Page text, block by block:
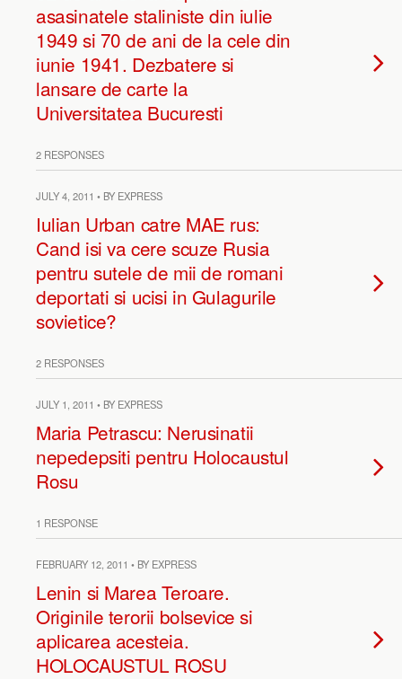
asasinatele staliniste din iulie
1949 si 70 de ani de la cele din
iunie 1941. Dezbatere si
lansare de carte la
Universitatea Bucuresti
2 RESPONSES
JULY 4, 2011 • BY EXPRESS
Iulian Urban catre MAE rus:
Cand isi va cere scuze Rusia
pentru sutele de mii de romani
deportati si ucisi in Gulagurile
sovietice?
2 RESPONSES
JULY 1, 2011 • BY EXPRESS
Maria Petrascu: Nerusinatii
nepedepsiti pentru Holocaustul
Rosu
1 RESPONSE
FEBRUARY 12, 2011 • BY EXPRESS
Lenin si Marea Teroare.
Originile terorii bolsevice si
aplicarea acesteia.
HOLOCAUSTUL ROSU